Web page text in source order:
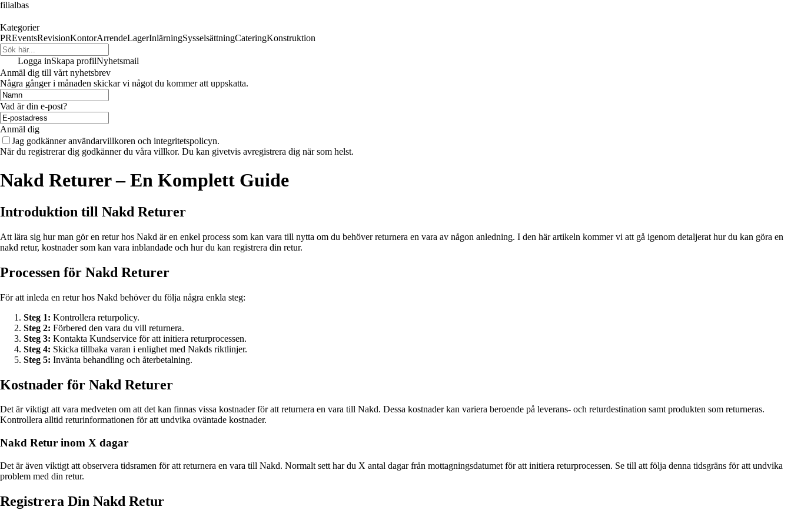
filialbas
Kategorier
PREventsRevisionKontorArrendeLagerInlärningSysselsättningCateringKonstruktion
Logga inSkapa profilNyhetsmail
Anmäl dig till vårt nyhetsbrev
Några gånger i månaden skickar vi något du kommer att uppskatta.
Vad är din e-post?
Anmäl dig
Jag godkänner användarvillkoren och integritetspolicyn.
När du registrerar dig godkänner du våra villkor. Du kan givetvis avregistrera dig när som helst.
Nakd Returer – En Komplett Guide
Introduktion till Nakd Returer
Att lära sig hur man gör en retur hos Nakd är en enkel process som kan vara till nytta om du behöver returnera en vara av någon anledning. I den här artikeln kommer vi att gå igenom detaljerat hur du kan göra en
nakd retur, kostnader som kan vara inblandade och hur du kan registrera din retur.
Processen för Nakd Returer
För att inleda en retur hos Nakd behöver du följa några enkla steg:
Steg 1: Kontrollera returpolicy.
Steg 2: Förbered den vara du vill returnera.
Steg 3: Kontakta Kundservice för att initiera returprocessen.
Steg 4: Skicka tillbaka varan i enlighet med Nakds riktlinjer.
Steg 5: Invänta behandling och återbetalning.
Kostnader för Nakd Returer
Det är viktigt att vara medveten om att det kan finnas vissa kostnader för att returnera en vara till Nakd. Dessa kostnader kan variera beroende på leverans- och returdestination samt produkten som returneras.
Kontrollera alltid returinformationen för att undvika oväntade kostnader.
Nakd Retur inom X dagar
Det är även viktigt att observera tidsramen för att returnera en vara till Nakd. Normalt sett har du X antal dagar från mottagningsdatumet för att initiera returprocessen. Se till att följa denna tidsgräns för att undvika
problem med din retur.
Registrera Din Nakd Retur